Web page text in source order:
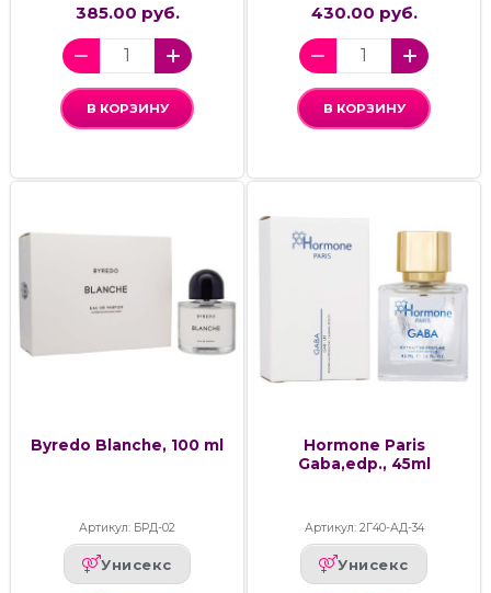
385.00 руб.
В КОРЗИНУ
430.00 руб.
В КОРЗИНУ
Byredo Blanche, 100 ml
Артикул: БРД-02
Унисекс
Hormone Paris
Gaba,edp., 45ml
Артикул: 2Г40-АД-34
Унисекс